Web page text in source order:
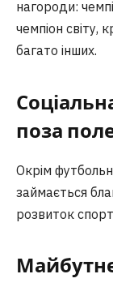
нагороди:
чемпіон світу,
багато інших.
поза
Окрім
займається
розвиток